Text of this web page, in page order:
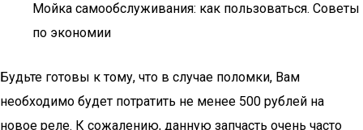
Мойка самообслуживания: как пользоваться. Советы
по экономии
Будьте готовы к тому, что в случае поломки, Вам
необходимо будет потратить не менее 500 рублей на
новое реле. К сожалению, данную запчасть очень часто